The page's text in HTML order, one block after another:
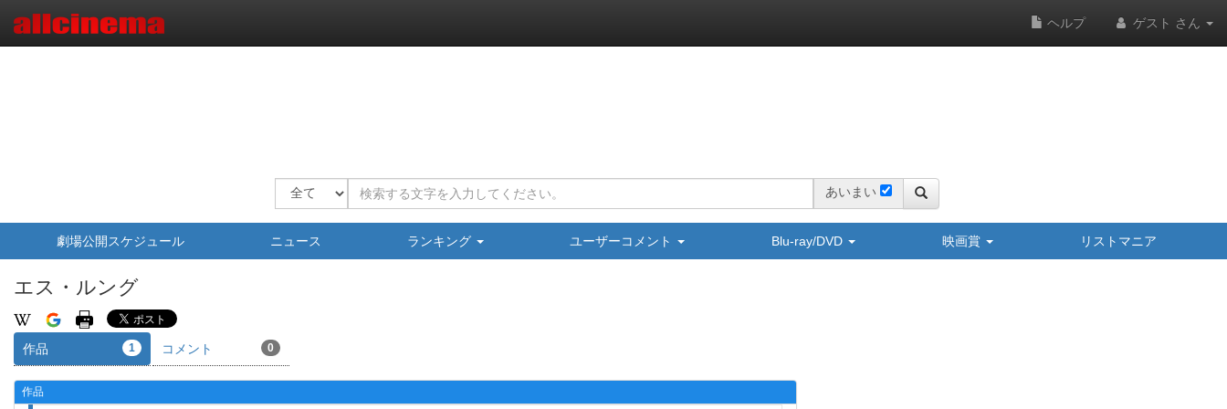
ヘルプ ゲスト さん
あいまい
劇場公開スケジュール ニュース ランキング ユーザーコメント Blu-ray/DVD 映画賞 リストマニア
エス・ルング
作品 1 コメント 0
作品